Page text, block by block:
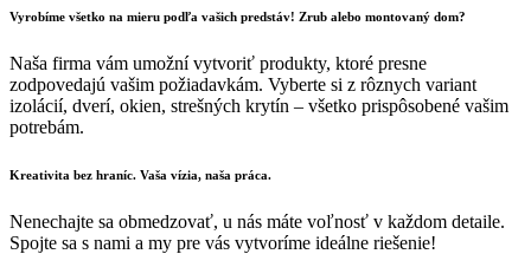
Vyrobíme všetko na mieru podľa vašich predstáv! Zrub alebo montovaný dom?
Naša firma vám umožní vytvoriť produkty, ktoré presne
zodpovedajú vašim požiadavkám. Vyberte si z rôznych variant
izolácií, dverí, okien, strešných krytín – všetko prispôsobené vašim
potrebám.
Kreativita bez hraníc. Vaša vízia, naša práca.
Nenechajte sa obmedzovať, u nás máte voľnosť v každom detaile.
Spojte sa s nami a my pre vás vytvoríme ideálne riešenie!